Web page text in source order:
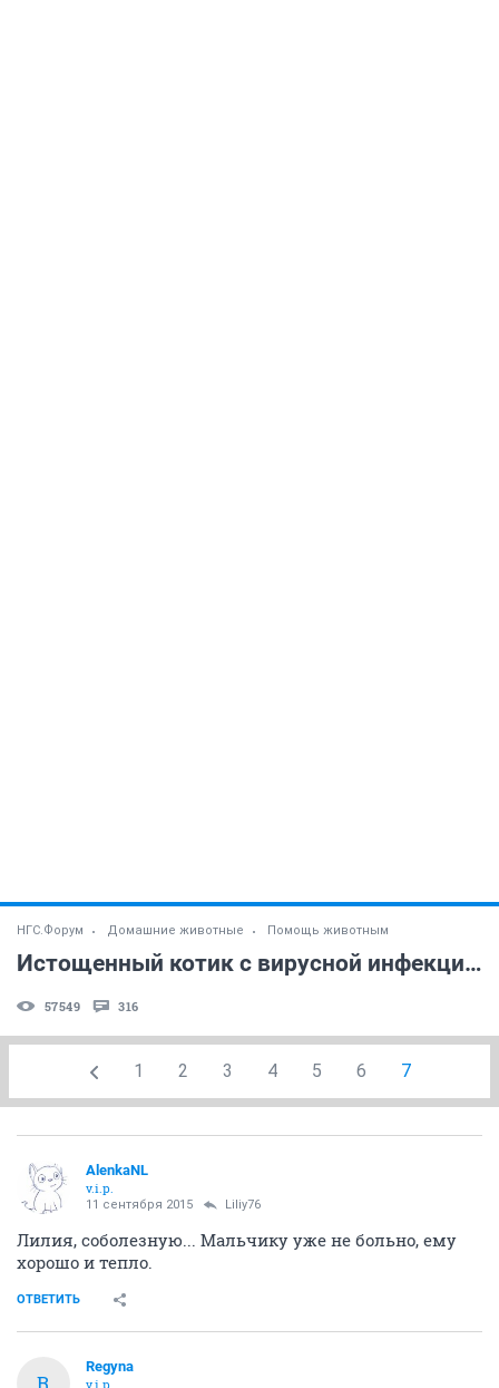
НГС.Форум Домашние животные Помощь животным
Истощенный котик с вирусной инфекцией. Нужна помощь!
57549 316
1 2 3 4 5 6 7
AlenkaNL
v.i.p.
11 сентября 2015 Liliy76
Лилия, соболезную... Мальчику уже не больно, ему
хорошо и тепло.
ОТВЕТИТЬ
Regуnа
v.i.p.